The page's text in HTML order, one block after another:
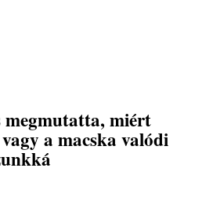
miért
a macska valódi